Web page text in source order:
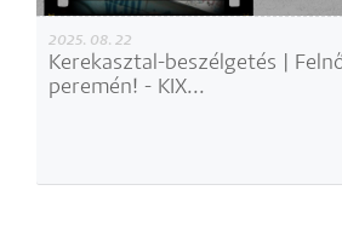
2025. 08. 22
Kerekasztal-beszélgetés |
peremén! - KIX...